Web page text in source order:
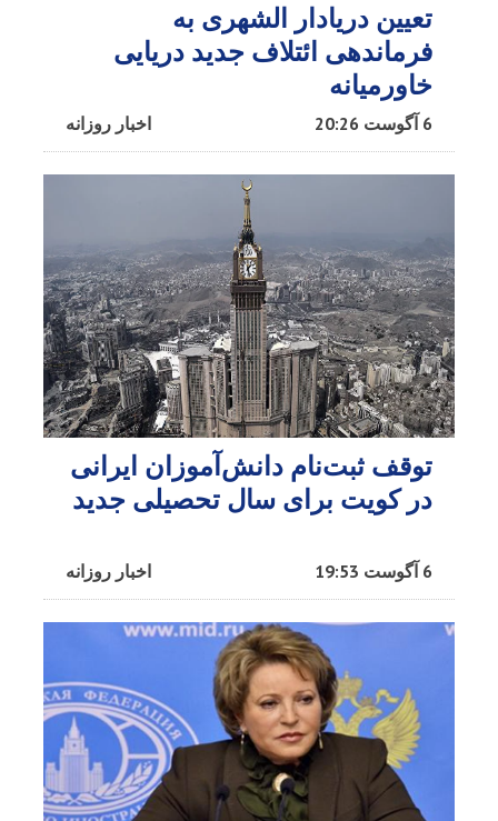
تعیین دریادار الشهری به
فرماندهی ائتلاف جدید دریایی
خاورمیانه
اخبار روزانه 6 آگوست 20:26
توقف ثبت‌نام دانش‌آموزان ایرانی
در کویت برای سال تحصیلی جدید
اخبار روزانه 6 آگوست 19:53